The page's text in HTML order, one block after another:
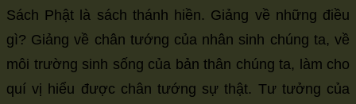
Sách Phật là sách thánh hiền. Giảng về những điều
gì? Giảng về chân tướng của nhân sinh chúng ta, về
môi trường sinh sống của bản thân chúng ta, làm cho
quí vị hiểu được chân tướng sự thật. Tư tưởng của